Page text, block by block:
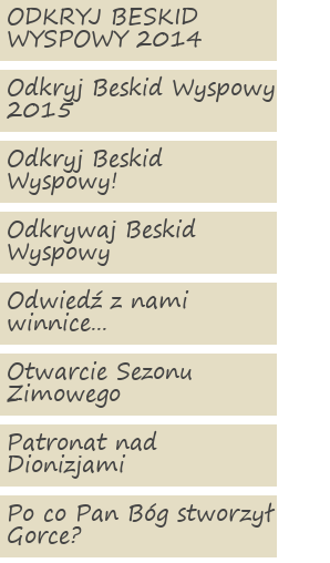
ODKRYJ BESKID
WYSPOWY 2014
Odkryj Beskid Wyspowy
2015
Odkryj Beskid
Wyspowy!
Odkrywaj Beskid
Wyspowy
Odwiedź z nami
winnice...
Otwarcie Sezonu
Zimowego
Patronat nad
Dionizjami
Po co Pan Bóg stworzył
Gorce?